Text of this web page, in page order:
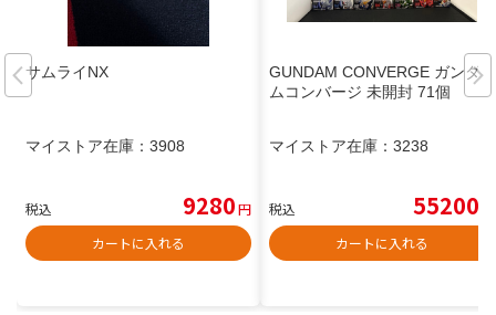
サムライNX
マイストア在庫： 3908
税込 9280円
カートに入れる
GUNDAM CONVERGE ガンダ
ムコンバージ 未開封 71個
マイストア在庫： 3238
税込 55200
カートに入れる